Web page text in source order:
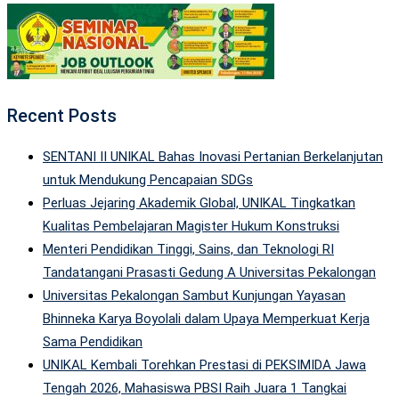
Recent Posts
SENTANI II UNIKAL Bahas Inovasi Pertanian Berkelanjutan
untuk Mendukung Pencapaian SDGs
Perluas Jejaring Akademik Global, UNIKAL Tingkatkan
Kualitas Pembelajaran Magister Hukum Konstruksi
Menteri Pendidikan Tinggi, Sains, dan Teknologi RI
Tandatangani Prasasti Gedung A Universitas Pekalongan
Universitas Pekalongan Sambut Kunjungan Yayasan
Bhinneka Karya Boyolali dalam Upaya Memperkuat Kerja
Sama Pendidikan
UNIKAL Kembali Torehkan Prestasi di PEKSIMIDA Jawa
Tengah 2026, Mahasiswa PBSI Raih Juara 1 Tangkai